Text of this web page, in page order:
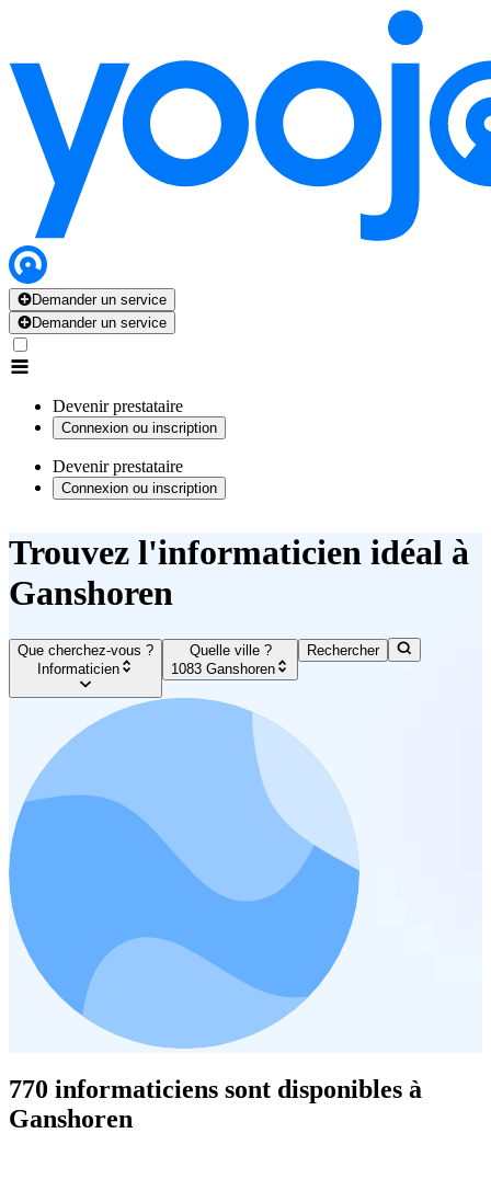
Demander un service
Demander un service
Devenir prestataire
Connexion ou inscription
Devenir prestataire
Connexion ou inscription
Trouvez l'informaticien idéal à
Ganshoren
Que cherchez-vous ?
Informaticien
Quelle ville ?
1083 Ganshoren
Rechercher
770 informaticiens sont disponibles à
Ganshoren